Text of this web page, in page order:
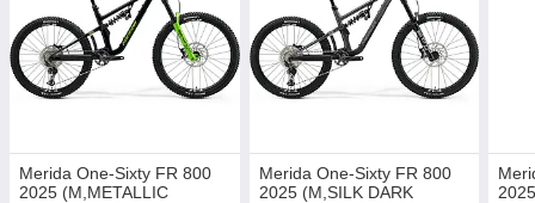
Merida One-Sixty FR 800
2025 (M,METALLIC
Merida One-Sixty FR 800
2025 (M,SILK DARK